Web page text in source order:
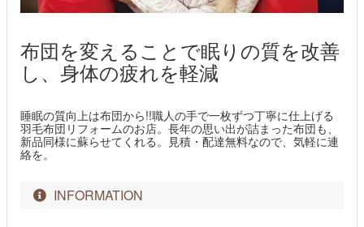
布団を変えることで眠りの質を改善
し、身体の疲れを軽減
睡眠の質向上は布団から!!職人の手で一枚ずつ丁寧に仕上げる
羽毛布団リフォームのお店。長年の思い出が詰まった布団も、
新品同様に蘇らせてくれる。見積・配達無料なので、気軽に連
絡を。
INFORMATION